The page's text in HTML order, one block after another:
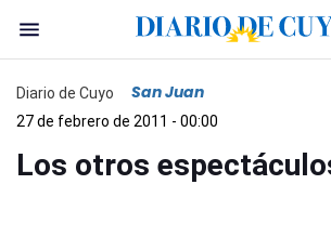
Diario de Cuyo San Juan
27 de febrero de 2011 - 00:00
Los otros